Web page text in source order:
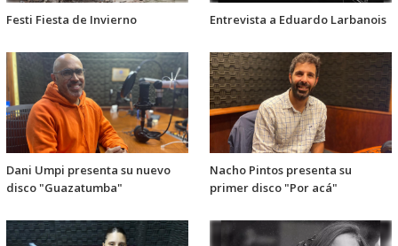
Festi Fiesta de Invierno Entrevista a Eduardo Larbanois
Dani Umpi presenta su nuevo
disco "Guazatumba"
Nacho Pintos presenta su
primer disco "Por acá"